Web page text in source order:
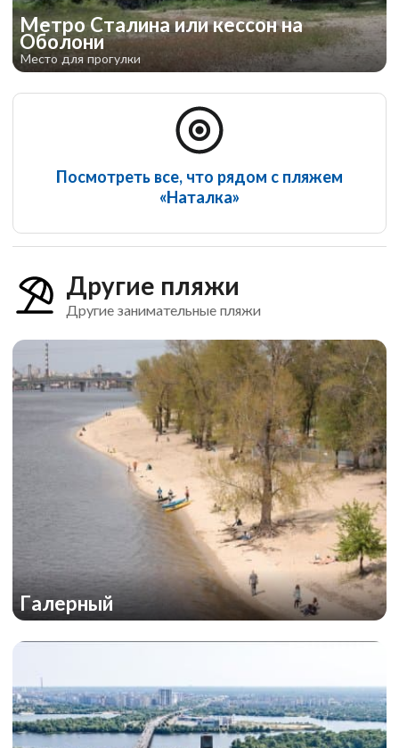
Метро Сталина или кессон на
Оболони
Место для прогулки
Посмотреть все, что рядом с пляжем
«Наталка»
Другие пляжи
Другие занимательные пляжи
Галерный